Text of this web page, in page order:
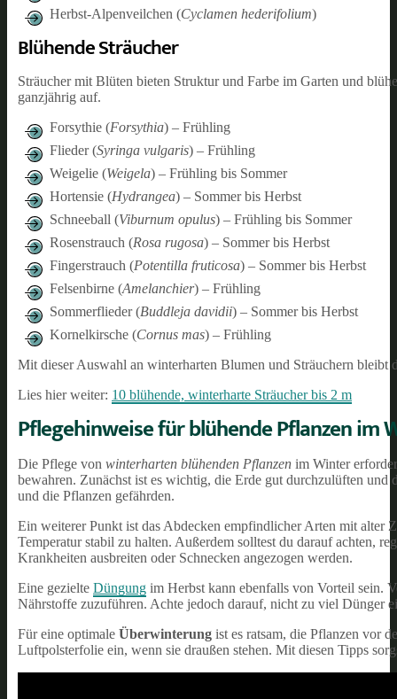
Herbst-Alpenveilchen (Cyclamen hederifolium)
Blühende Sträucher
Sträucher mit Blüten bieten Struktur und Farbe im Garten und
ganzjährig auf.
Forsythie (Forsythia) – Frühling
Flieder (Syringa vulgaris) – Frühling
Weigelie (Weigela) – Frühling bis Sommer
Hortensie (Hydrangea) – Sommer bis Herbst
Schneeball (Viburnum opulus) – Frühling bis Sommer
Rosenstrauch (Rosa rugosa) – Sommer bis Herbst
Fingerstrauch (Potentilla fruticosa) – Sommer bis Herbst
Felsenbirne (Amelanchier) – Frühling
Sommerflieder (Buddleja davidii) – Sommer bis Herbst
Kornelkirsche (Cornus mas) – Frühling
Mit dieser Auswahl an winterharten Blumen und Sträuchern bleibt
Lies hier weiter: 10 blühende, winterharte Sträucher bis 2 m
Pflegehinweise für blühende Pflanzen im
Die Pflege von winterharten blühenden Pflanzen im Winter
bewahren. Zunächst ist es wichtig, die Erde gut durchzulüften und
und die Pflanzen gefährden.
Ein weiterer Punkt ist das Abdecken empfindlicher Arten mit alter
Temperatur stabil zu halten. Außerdem solltest du darauf achten,
Krankheiten ausbreiten oder Schnecken angezogen werden.
Eine gezielte Düngung im Herbst kann ebenfalls von Vorteil sein.
Nährstoffe zuzuführen. Achte jedoch darauf, nicht zu viel Dünger
Für eine optimale Überwinterung ist es ratsam, die Pflanzen vor
Luftpolsterfolie ein, wenn sie draußen stehen. Mit diesen Tipps